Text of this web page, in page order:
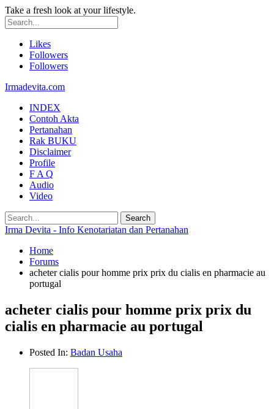
Take a fresh look at your lifestyle.
Likes
Followers
Followers
Irmadevita.com
INDEX
Contoh Akta
Pertanahan
Rak BUKU
Disclaimer
Profile
F A Q
Audio
Video
Irma Devita - Info Kenotariatan dan Pertanahan
Home
Forums
acheter cialis pour homme prix prix du cialis en pharmacie au
portugal
acheter cialis pour homme prix prix du
cialis en pharmacie au portugal
Posted In: Badan Usaha